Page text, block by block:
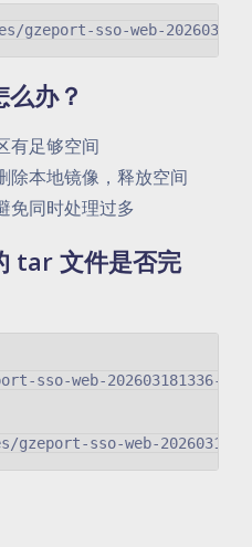
办？
有足够空间
除本地镜像，释放空间
免同时处理过多
tar 文件是否完
sso-web-202603181336-